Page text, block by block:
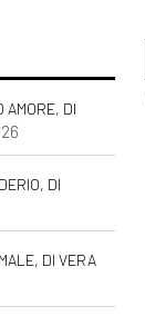
AMORE, DI
DI
DI VERA